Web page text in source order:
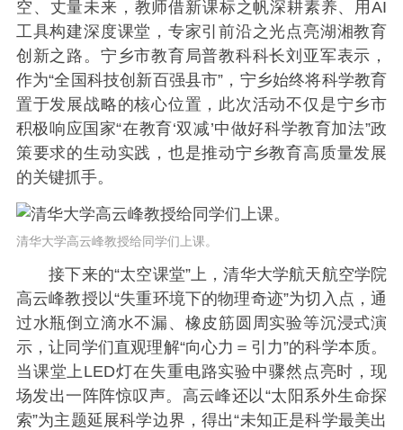
空、丈量未来，教师借新课标之帆深耕素养、用AI
工具构建深度课堂，专家引前沿之光点亮湖湘教育
创新之路。宁乡市教育局普教科科长刘亚军表示，
作为“全国科技创新百强县市”，宁乡始终将科学教育
置于发展战略的核心位置，此次活动不仅是宁乡市
积极响应国家“在教育‘双减’中做好科学教育加法”政
策要求的生动实践，也是推动宁乡教育高质量发展
的关键抓手。
清华大学高云峰教授给同学们上课。
接下来的“太空课堂”上，清华大学航天航空学院
高云峰教授以“失重环境下的物理奇迹”为切入点，通
过水瓶倒立滴水不漏、橡皮筋圆周实验等沉浸式演
示，让同学们直观理解“向心力＝引力”的科学本质。
当课堂上LED灯在失重电路实验中骤然点亮时，现
场发出一阵阵惊叹声。高云峰还以“太阳系外生命探
索”为主题延展科学边界，得出“未知正是科学最美出